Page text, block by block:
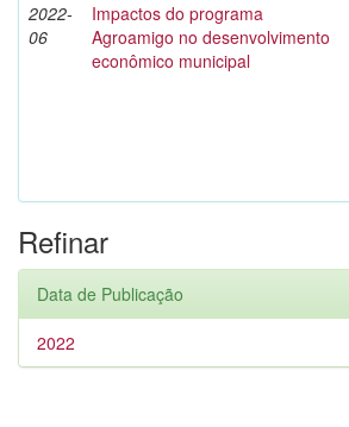
2022-
06
Impactos do programa
Agroamigo no desenvolvimento
econômico municipal
Refinar
Data de Publicação
2022